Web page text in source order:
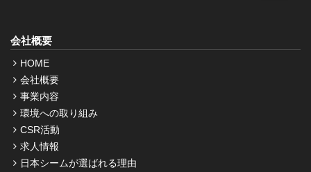
会社概要
HOME
会社概要
事業内容
環境への取り組み
CSR活動
求人情報
日本シームが選ばれる理由